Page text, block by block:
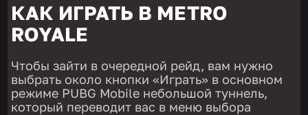
КАК ИГРАТЬ В METRO
ROYALE
Чтобы зайти в очередной рейд, вам нужно
выбрать около кнопки «Играть» в основном
режиме PUBG Mobile небольшой туннель,
который переводит вас в меню выбора